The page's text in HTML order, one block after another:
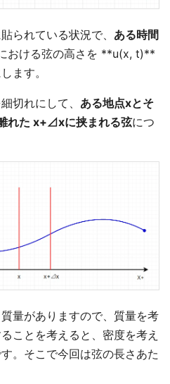
られている状況で、 ある時間
おける弦の高さを **u(x, t)**
ます。
切れにして、 ある地点xとそ
れた x+⊿xに挟まれる弦につ
量がありますので、質量を考
ことを考えると、密度を考え
。そこで今回は弦の長さあた